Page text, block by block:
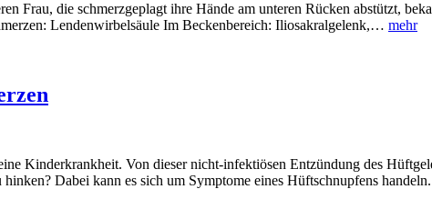
Frau, die schmerzgeplagt ihre Hände am unteren Rücken abstützt,
Lendenwirbelsäule Im Beckenbereich: Iliosakralgelenk,… mehr
Kinderkrankheit. Von dieser nicht-infektiösen Entzündung des
Dabei kann es sich um Symptome eines Hüftschnupfens handeln.